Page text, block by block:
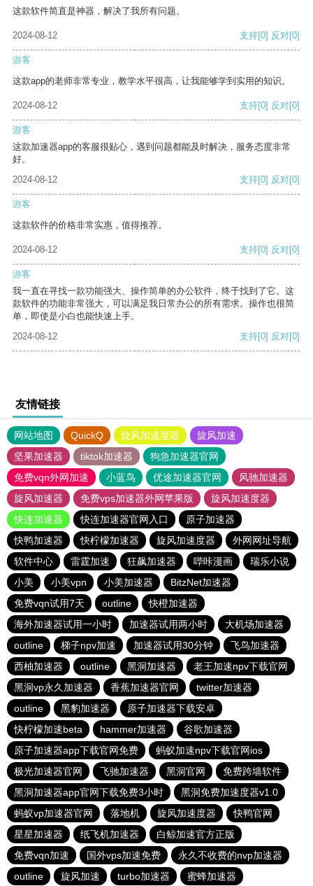
这款软件简直是神器，解决了我所有问题。
2024-08-12 支持[0] 反对[0]
游客
这款app的老师非常专业，教学水平很高，让我能够学到实用的知识。
2024-08-12 支持[0] 反对[0]
游客
这款加速器app的客服很贴心，遇到问题都能及时解决，服务态度非常
好。
2024-08-12
支持[0] 反对[0]
游客
这款软件的价格非常实惠，值得推荐。
2024-08-12 支持[0] 反对[0]
游客
我一直在寻找一款功能强大、操作简单的办公软件，终于找到了它。这
款软件的功能非常强大，可以满足我日常办公的所有需求。操作也很简
单，即使是小白也能快速上手。
2024-08-12
支持[0] 反对[0]
友情链接
网站地图 QuickQ 旋风加速度器
旋风加速
坚果加速器
tiktok加速器
狗急加速器官网
免费vqn外网加速
小蓝鸟 优途加速器官网
风驰加速器
旋风加速器
免费vps加速器外网苹果版
旋风加速度器
快连加速器
快连加速器官网入口
原子加速器
快鸭加速器
快柠檬加速器 旋风加速度器
外网网址导航
软件中心
雷霆加速 狂飙加速器 哔咔漫画
瑞乐小说
小美
小美vpn 小美加速器
BitzNet加速器
免费vqn试用7天
outline
快橙加速器
海外加速器试用一小时
加速器试用两小时
大机场加速器
outline
梯子npv加速 加速器试用30分钟
飞鸟加速器
西柚加速器
outline 黑洞加速器
老王加速npv下载官网
黑洞vp永久加速器
香蕉加速器官网
twitter加速器
outline
黑豹加速器
原子加速器下载安卓
快柠檬加速beta
hammer加速器
谷歌加速器
原子加速器app下载官网免费
蚂蚁加速npv下载官网ios
极光加速器官网
飞驰加速器 黑洞官网
免费跨墙软件
黑洞加速器app官网下载免费3小时
黑洞免费加速度器v1.0
蚂蚁vp加速器官网
落地机 旋风加速度器
快鸭官网
星星加速器
纸飞机加速器
白鲸加速官方正版
免费vqn加速
国外vps加速免费
永久不收费的nvp加速器
outline
旋风加速 turbo加速器 蜜蜂加速器